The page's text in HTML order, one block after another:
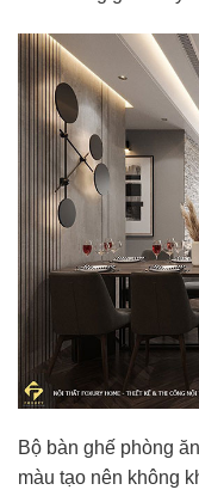
Bộ bàn ghế phòng
màu tạo nên không